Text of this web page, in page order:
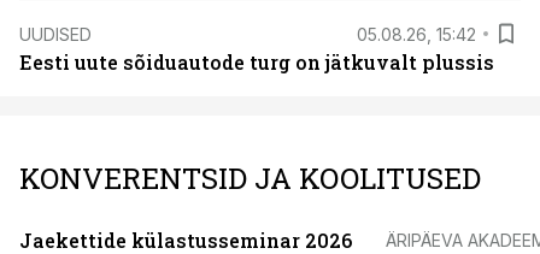
UUDISED 05.08.26, 15:42
Eesti uute sõiduautode turg on jätkuvalt plussis
KONVERENTSID JA KOOLITUSED
Jaekettide külastusseminar 2026 ÄRIPÄEVA